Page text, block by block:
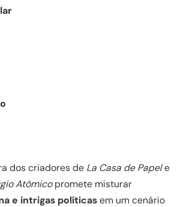
dos criadores de La Casa de Papele
Atômicopromete misturar
e intrigas políticasem um cenário